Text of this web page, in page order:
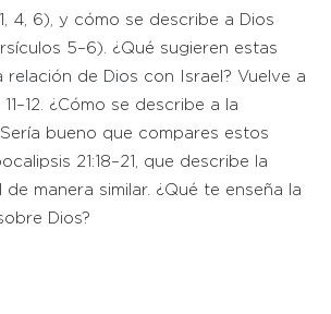
4, 6), y cómo se describe a Dios
5–6). ¿Qué sugieren estas
relación de Dios con Israel? Vuelve a
¿Cómo se describe a la
bueno que compares estos
21:18–21, que describe la
de manera similar. ¿Qué te enseña la
Dios?